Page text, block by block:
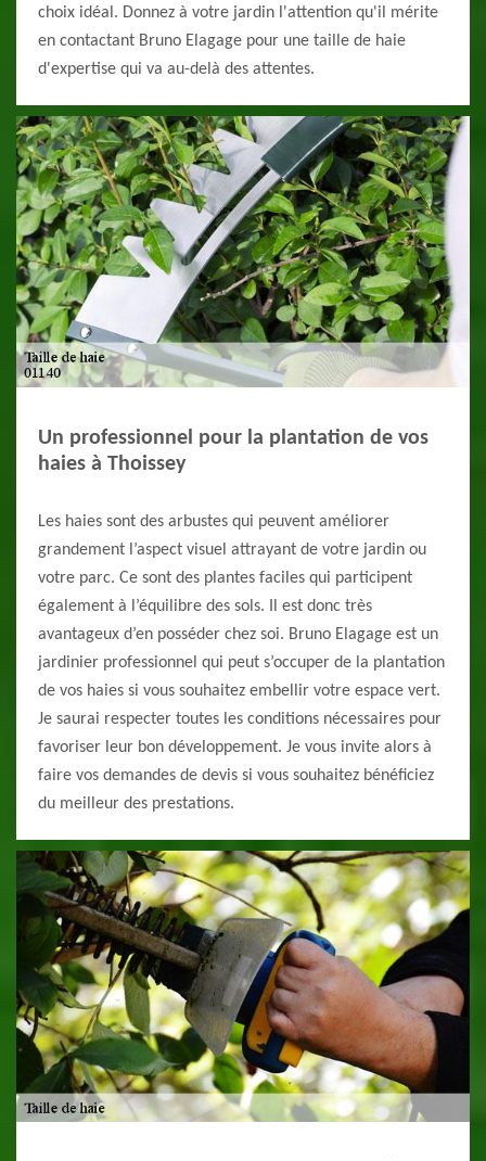
choix idéal. Donnez à votre jardin l'attention qu'il mérite
en contactant Bruno Elagage pour une taille de haie
d'expertise qui va au-delà des attentes.
Un professionnel pour la plantation de vos
haies à Thoissey
Les haies sont des arbustes qui peuvent améliorer
grandement l’aspect visuel attrayant de votre jardin ou
votre parc. Ce sont des plantes faciles qui participent
également à l’équilibre des sols. Il est donc très
avantageux d’en posséder chez soi. Bruno Elagage est un
jardinier professionnel qui peut s’occuper de la plantation
de vos haies si vous souhaitez embellir votre espace vert.
Je saurai respecter toutes les conditions nécessaires pour
favoriser leur bon développement. Je vous invite alors à
faire vos demandes de devis si vous souhaitez bénéficiez
du meilleur des prestations.